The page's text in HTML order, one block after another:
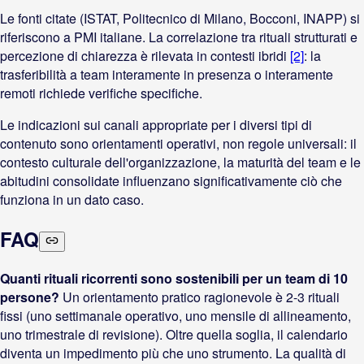
Le fonti citate (ISTAT, Politecnico di Milano, Bocconi, INAPP) si
riferiscono a PMI italiane. La correlazione tra rituali strutturati e
percezione di chiarezza è rilevata in contesti ibridi [2]: la
trasferibilità a team interamente in presenza o interamente
remoti richiede verifiche specifiche.
Le indicazioni sui canali appropriate per i diversi tipi di
contenuto sono orientamenti operativi, non regole universali: il
contesto culturale dell'organizzazione, la maturità del team e le
abitudini consolidate influenzano significativamente ciò che
funziona in un dato caso.
FAQ
Quanti rituali ricorrenti sono sostenibili per un team di 10
persone? Un orientamento pratico ragionevole è 2-3 rituali
fissi (uno settimanale operativo, uno mensile di allineamento,
uno trimestrale di revisione). Oltre quella soglia, il calendario
diventa un impedimento più che uno strumento. La qualità di